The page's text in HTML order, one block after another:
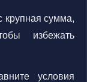
крупная сумма,
избежать
условия